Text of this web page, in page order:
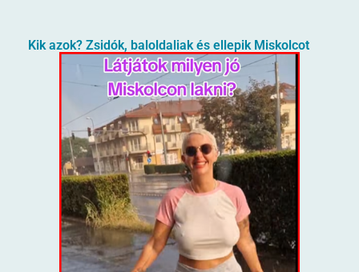
Kik azok? Zsidók, baloldaliak és ellepik Miskolcot